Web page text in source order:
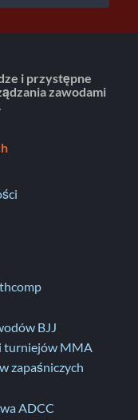
i przystępne
zawodami
BJJ
turniejów MMA
zapaśniczych
ADCC